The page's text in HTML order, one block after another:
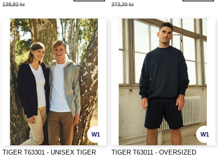
138,82 kr 373,30 kr
W1
TIGER T63301 - UNISEX TIGER
W1
TIGER T63011 - OVERSIZED